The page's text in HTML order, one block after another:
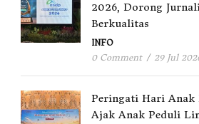
2026, Dorong
Berkualitas
INFO
0 Comment / 29 Jul
Peringati Hari Anak
Ajak Anak Peduli